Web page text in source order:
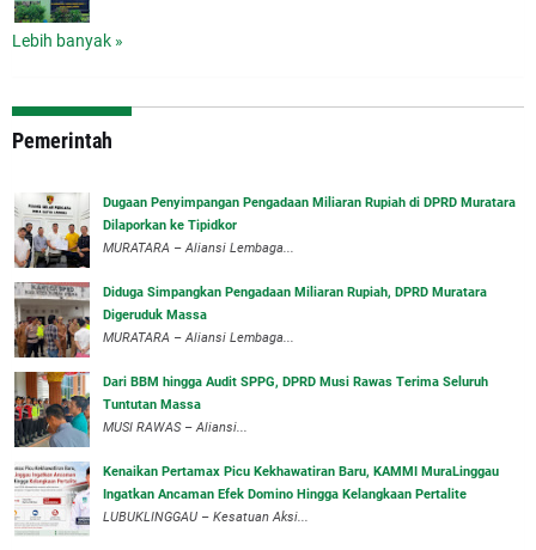
Lebih banyak »
Pemerintah
‎Dugaan Penyimpangan Pengadaan Miliaran Rupiah di DPRD Muratara
Dilaporkan ke Tipidkor
‎MURATARA – Aliansi Lembaga...
Diduga Simpangkan Pengadaan Miliaran Rupiah, DPRD Muratara
Digeruduk Massa
‎MURATARA – Aliansi Lembaga...
Dari BBM hingga Audit SPPG, DPRD Musi Rawas Terima Seluruh
Tuntutan Massa
MUSI RAWAS – Aliansi...
‎Kenaikan Pertamax Picu Kekhawatiran Baru, KAMMI MuraLinggau
Ingatkan Ancaman Efek Domino Hingga Kelangkaan Pertalite
‎LUBUKLINGGAU – Kesatuan Aksi...